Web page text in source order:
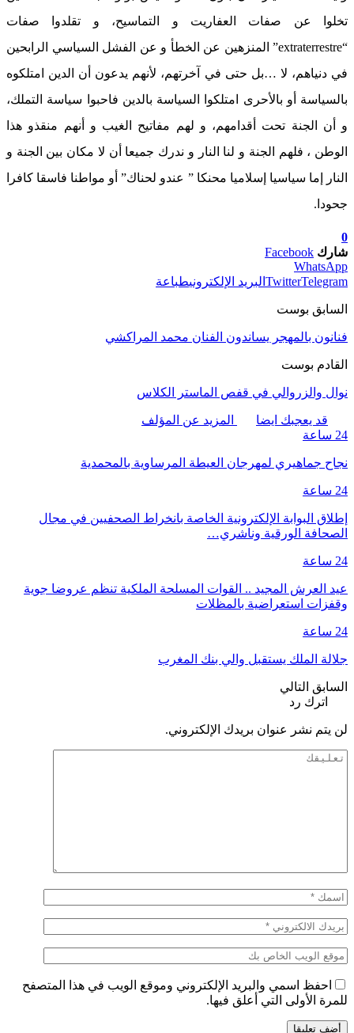
تخلوا عن صفات العفاريت و التماسيح، و تقلدوا صفات
“extraterrestre” المنزهين عن الخطأ و عن الفشل السياسي الرابحين
في دنياهم، لا …بل حتى في آخرتهم، لأنهم يدعون أن الدين امتلكوه
بالسياسة أو بالأحرى امتلكوا السياسة بالدين فاحبوا سياسة التملك،
و أن الجنة تحت أقدامهم، و لهم مفاتيح الغيب و أنهم منقذو هذا
الوطن ، فلهم الجنة و لنا النار و ندرك جميعا أن لا مكان بين الجنة و
النار إما سياسيا إسلاميا محنكا ” عندو لحناك” أو مواطنا فاسقا كافرا
جحودا.
0
شارك Facebook
WhatsApp
TwitterTelegram البريد الإلكترونيطباعة
السابق بوست
فنانون بالمهجر يساندون الفنان محمد المراكشي
القادم بوست
نوال والزروالي في قفص الماستر الكلاس
قد يعجبك ايضا
المزيد عن المؤلف
24 ساعة
نجاح جماهيري لمهرجان العيطة المرساوية بالمحمدية
24 ساعة
إطلاق البوابة الإلكترونية الخاصة بانخراط الصحفيين في مجال
الصحافة الورقية وناشري…
24 ساعة
عيد العرش المجيد .. القوات المسلحة الملكية تنظم عروضا جوية
وقفزات استعراضية بالمظلات
24 ساعة
جلالة الملك يستقبل والي بنك المغرب
السابق التالي
اترك رد
لن يتم نشر عنوان بريدك الإلكتروني.
احفظ اسمي والبريد الإلكتروني وموقع الويب في هذا المتصفح
للمرة الأولى التي أعلق فيها.